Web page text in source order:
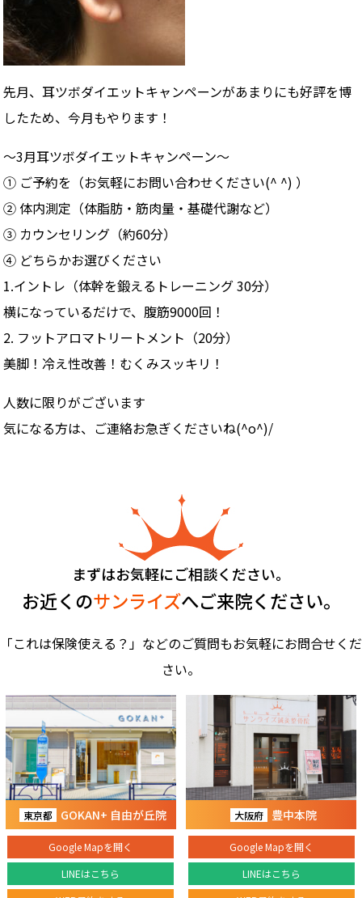
先月、耳ツボダイエットキャンペーンがあまりにも好評を博
したため、今月もやります！
〜3月耳ツボダイエットキャンペーン〜
① ご予約を（お気軽にお問い合わせください(^ ^) ）
② 体内測定（体脂肪・筋肉量・基礎代謝など）
③ カウンセリング（約60分）
④ どちらかお選びください
1.イントレ（体幹を鍛えるトレーニング 30分）
横になっているだけで、腹筋9000回！
2. フットアロマトリートメント（20分）
美脚！冷え性改善！むくみスッキリ！
人数に限りがございます
気になる方は、ご連絡お急ぎくださいね(^o^)/
まずはお気軽にご相談ください。
お近くのサンライズへご来院ください。
「これは保険使える？」などのご質問もお気軽にお問合せくだ
さい。
東京都 GOKAN+ 自由が丘院
Google Mapを開く
LINEはこちら
大阪府 豊中本院
Google Mapを開く
LINEはこちら